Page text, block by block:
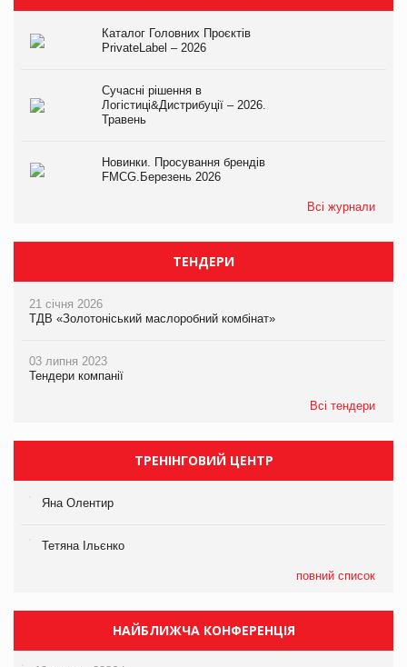
Каталог Головних Проєктів
PrivateLabel – 2026
Сучасні рішення в
Логістиці&Дистрибуції – 2026.
Травень
Новинки. Просування брендів
FMCG.Березень 2026
Всі журнали
ТЕНДЕРИ
21 січня 2026
ТДВ «Золотоніський маслоробний комбінат»
03 липня 2023
Тендери компанії
Всі тендери
ТРЕНІНГОВИЙ ЦЕНТР
Яна Олентир
Тетяна Ільєнко
повний список
НАЙБЛИЖЧА КОНФЕРЕНЦІЯ